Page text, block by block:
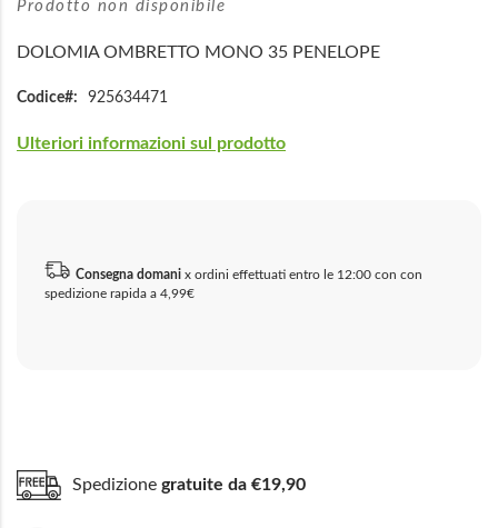
Prodotto non disponibile
DOLOMIA OMBRETTO MONO 35 PENELOPE
Codice 925634471
Ulteriori informazioni sul prodotto
Consegna domani x ordini effettuati entro le 12:00 con con
spedizione rapida a 4,99€
Spedizione gratuite da €19,90